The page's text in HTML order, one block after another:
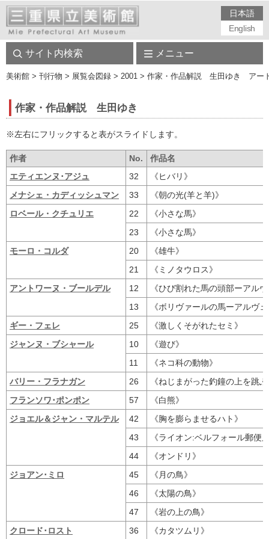
日本語
English
サイト内検索 メニュー
美術館 > 刊行物 > 展覧会図録 > 2001 > 作家・作品解説 生田ゆき アー
作家・作品解説 生田ゆき
※左右にフリックすると表がスライドします。
作者 No.
作品名
エティエンヌ･アジュ
32
《ヒバリ》
メナシェ・カディッシュマン
33
《朝の光(羊と羊)》
ロベール・クチュリエ
22
《小さな馬》
23
《小さな馬》
モーロ・コルダ
20
《雄牛》
21
《ミノタウロス》
アントワーヌ・ブールデル
12
《ひび割れた馬の頭部ーアル
13
《ボリヴァールの馬ーアルヴ
ギー・フェレ
25
《激しくそがれたセミ》
ジャンヌ・ブシャール
10
《遊び》
11
《ネコ科の動物》
バリー・フラナガン
26
《ねじまがった釣鐘の上を跳
フランソワ･ポンポン
57
《白熊》
ジョエル＆ジャン・マルテル
42
《胸を膨らませるハト》
43
《ライオン:ベルフォール郵便
44
《オンドリ》
ジョアン･ミロ
45
《月の鳥》
46
《太陽の鳥》
47
《岩の上の鳥》
クロード･ロスト
36 《カタツムリ》